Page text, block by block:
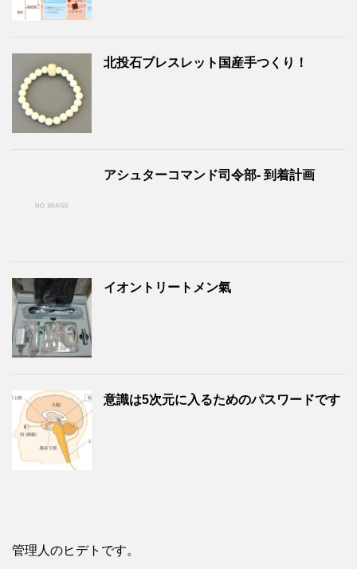
北投石ブレスレット国産手つくり！
アシュターコマンド司令部- 到着計画
イオントリートメン氣
意識は5次元に入るためのパスワードです
管理人のヒデトです。